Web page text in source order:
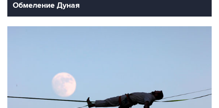
Обмеление Дуная